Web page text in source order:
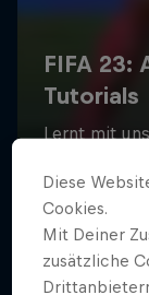
Diese
Cookies.
Mit Deiner
zusätzliche